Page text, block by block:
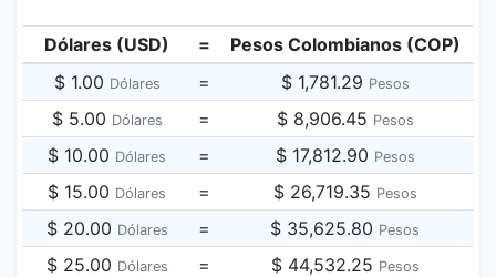
Dólares (USD) =
Pesos Colombianos (COP)
$ 1.00 Dólares = $ 1,781.29 Pesos
$ 5.00 Dólares = $ 8,906.45 Pesos
$ 10.00 Dólares = $ 17,812.90 Pesos
$ 15.00 Dólares = $ 26,719.35 Pesos
$ 20.00 Dólares = $ 35,625.80 Pesos
$ 25.00 Dólares = $ 44,532.25 Pesos